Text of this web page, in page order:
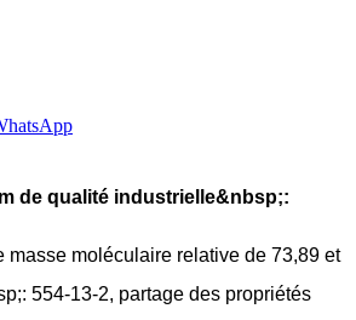
de qualité industrielle&nbsp;:
masse moléculaire relative de 73,89 et
554-13-2, partage des propriétés